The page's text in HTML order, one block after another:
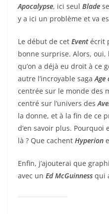
Apocalypse, ici seul Blade
y a ici un problème et va
Le début de cet Eventécrit
bonne surprise. Alors,
qu’on a déjà eu droit à ce
autre l’incroyable sagaAge
centrée sur le monde des
centré sur l’univers des
la donne, et à la fin de ce
d’en savoir plus.
là ? Que cachent Hyperion
Enfin, j’ajouterai que
avec un Ed McGuinness qui